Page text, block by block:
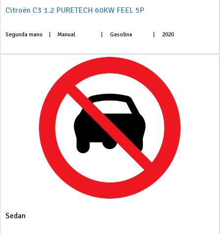
Citroën C3 1.2 PURETECH 60KW FEEL 5P
Segunda mano Manual Gasolina 2020
Sedan